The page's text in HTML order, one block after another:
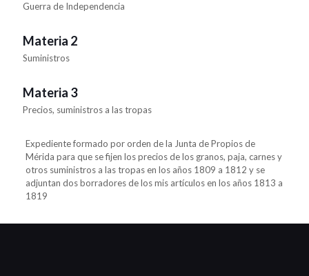
Guerra de Independencia
Materia 2
Suministros
Materia 3
Precios, suministros a las tropas
Expediente formado por orden de la Junta de Propios de
Mérida para que se fijen los precios de los granos, paja, carnes y
otros suministros a las tropas en los años 1809 a 1812 y se
adjuntan dos borradores de los mis artículos en los años 1813 a
1819